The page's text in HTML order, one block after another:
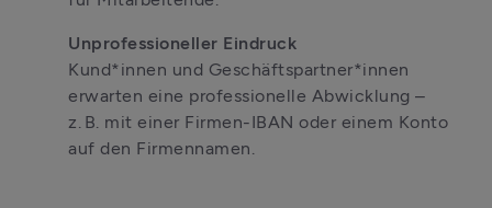
Kund*innen und Geschäftspartner*innen
erwarten eine professionelle Abwicklung –
z. B. mit einer Firmen-IBAN oder einem Konto
auf den Firmennamen.